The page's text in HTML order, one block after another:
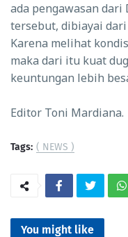
ada pengawasan
tersebut, dibiayai dari
Karena melihat
maka dari itu kuat
keuntungan lebih
Editor Toni Mardiana.
Tags: ( NEWS )
You might like